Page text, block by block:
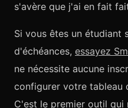
s'avère que j'ai en fait
Si vous êtes un étudiant
d'échéances, essayez
ne nécessite aucune
configurer votre tableau
C'est le premier outil qui